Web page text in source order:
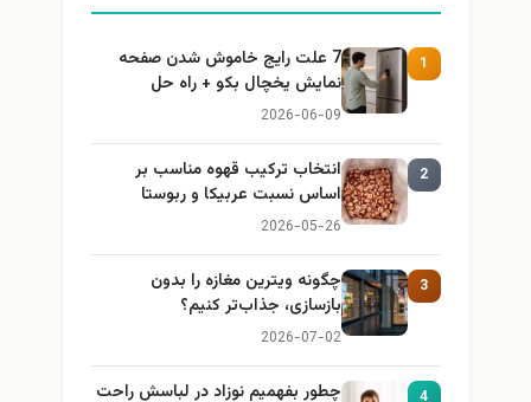
1
7 علت رایج خاموش شدن صفحه
نمایش یخچال بکو + راه حل
2026-06-09
2
انتخاب ترکیب قهوه مناسب بر
اساس نسبت عربیکا و ربوستا
2026-05-26
3
چگونه ویترین مغازه را بدون
بازسازی، جذاب‌تر کنیم؟
2026-07-02
4 چطور بفهمیم نوزاد در لباسش راحت